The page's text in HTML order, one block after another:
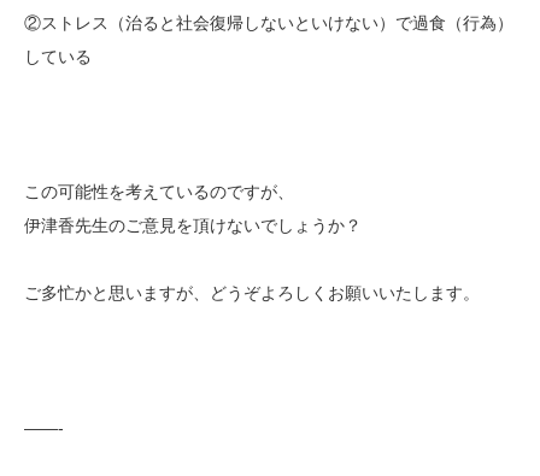
②ストレス（治ると社会復帰しないといけない）で過食（行為）
している
この可能性を考えているのですが、
伊津香先生のご意見を頂けないでしょうか？
ご多忙かと思いますが、どうぞよろしくお願いいたします。
——-